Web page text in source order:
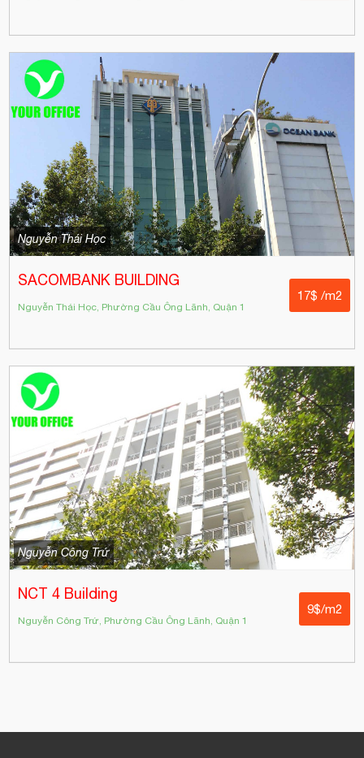
Nguyễn Thái Học
SACOMBANK BUILDING
Nguyễn Thái Học, Phường Cầu Ông Lãnh, Quận 1
17$ /m2
Nguyễn Công Trứ
NCT 4 Building
Nguyễn Công Trứ, Phường Cầu Ông Lãnh, Quận 1
9$/m2